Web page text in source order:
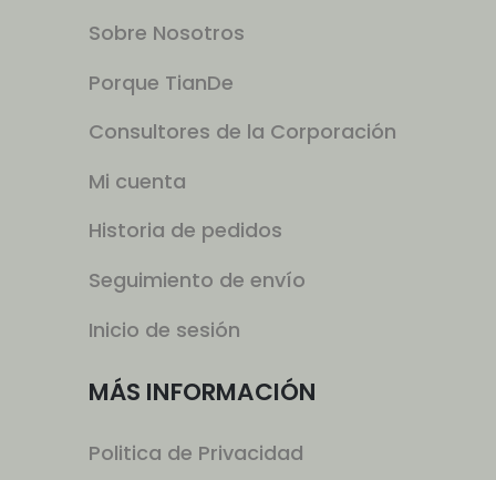
Sobre Nosotros
Porque TianDe
Consultores de la Corporación
Mi cuenta
Historia de pedidos
Seguimiento de envío
Inicio de sesión
MÁS INFORMACIÓN
Politica de Privacidad